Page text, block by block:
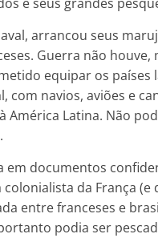
arrancou seus
Guerra não houve,
equipar os
com navios, aviões e
América Latina. Não
em documentos
da França
entre franceses e
podia ser